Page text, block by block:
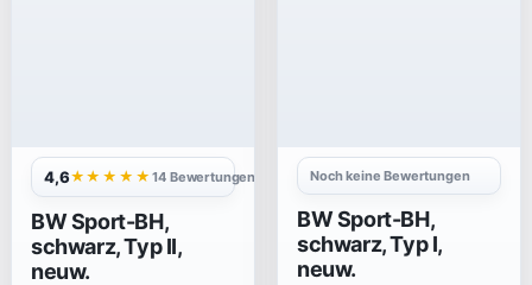
4,6★★★★★14 Bewertungen
BW Sport-BH,
schwarz, Typ II,
neuw.
Noch keine Bewertungen
BW Sport-BH,
schwarz, Typ I,
neuw.